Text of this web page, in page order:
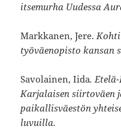
itsemurha Uudessa
Markkanen, Jere.
työväenopisto kansan
Savolainen, Iida.
Karjalaisen siirtoväen
paikallisväestön
luvuilla.